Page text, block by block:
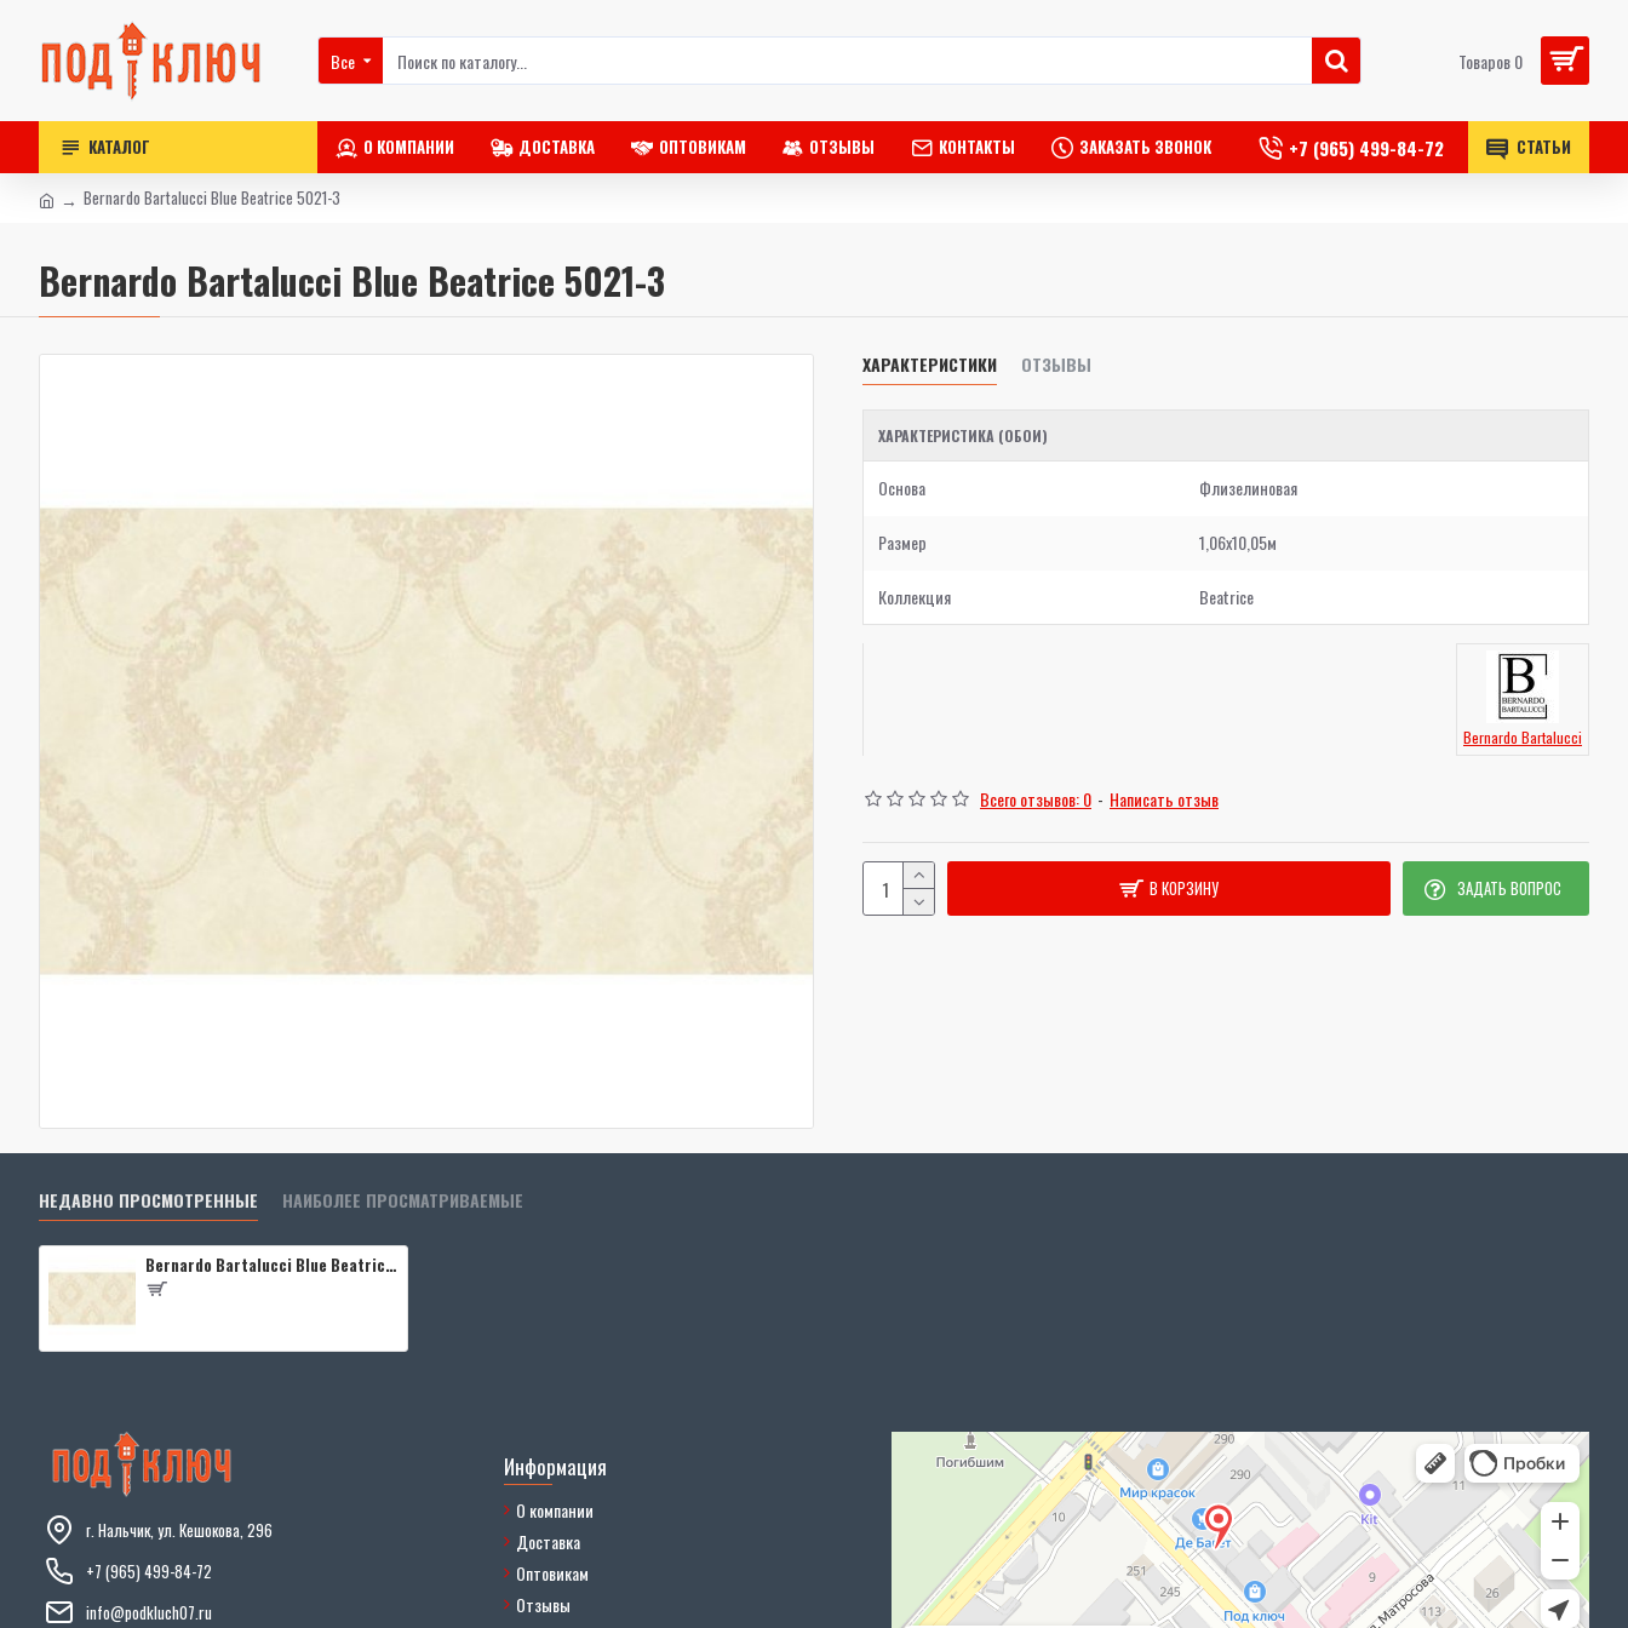
Все Товаров 0
КАТАЛОГ О КОМПАНИИ ДОСТАВКА ОПТОВИКАМ ОТЗЫВЫ КОНТАКТЫ ЗАКАЗАТЬ ЗВОНОК +7 (965) 499-84-72 СТАТЬИ
Bernardo Bartalucci Blue Beatrice 5021-3
Bernardo Bartalucci Blue Beatrice 5021-3
ХАРАКТЕРИСТИКИ ОТЗЫВЫ
ХАРАКТЕРИСТИКА (ОБОИ)
Основа Флизелиновая
Размер 1,06x10,05м
Коллекция Beatrice
Bernardo Bartalucci
Всего отзывов: 0 - Написать отзыв
В КОРЗИНУ ЗАДАТЬ ВОПРОС
НЕДАВНО ПРОСМОТРЕННЫЕ НАИБОЛЕЕ ПРОСМАТРИВАЕМЫЕ
Bernardo Bartalucci Blue Beatrice 5021-3
г. Нальчик, ул. Кешокова, 296
+7 (965) 499-84-72
info@podkluch07.ru
Информация
О компании
Доставка
Оптовикам
Отзывы